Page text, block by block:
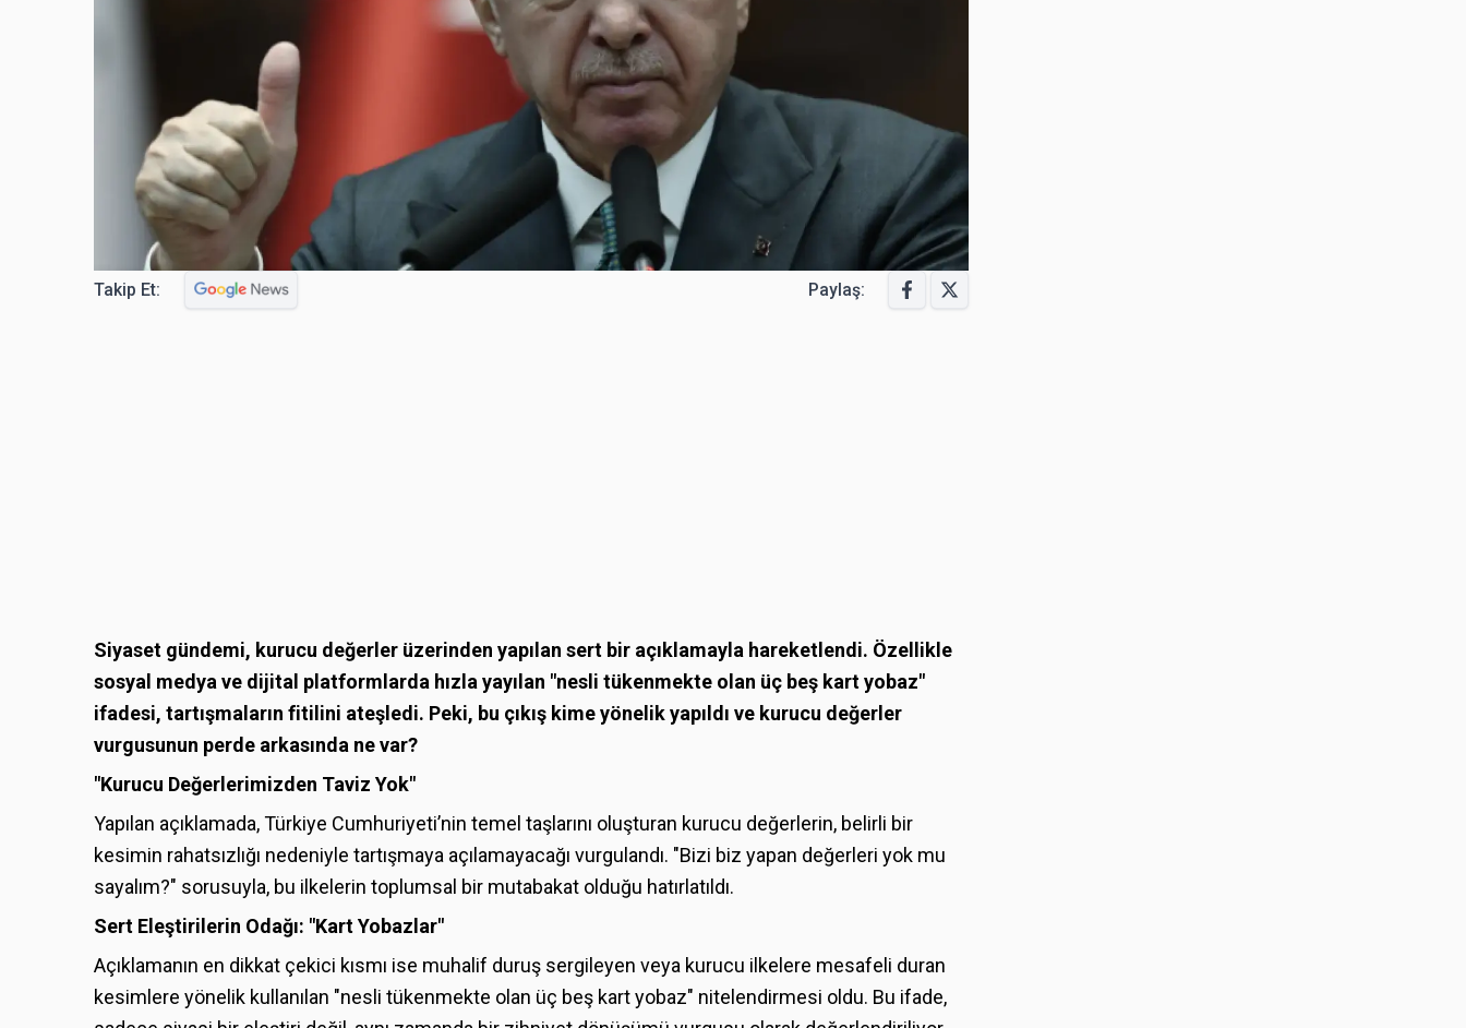
Takip Et: Paylaş:
Siyaset gündemi, kurucu değerler üzerinden yapılan sert bir açıklamayla hareketlendi. Özellikle
sosyal medya ve dijital platformlarda hızla yayılan "nesli tükenmekte olan üç beş kart yobaz"
ifadesi, tartışmaların fitilini ateşledi. Peki, bu çıkış kime yönelik yapıldı ve kurucu değerler
vurgusunun perde arkasında ne var?
"Kurucu Değerlerimizden Taviz Yok"
Yapılan açıklamada, Türkiye Cumhuriyeti’nin temel taşlarını oluşturan kurucu değerlerin, belirli bir
kesimin rahatsızlığı nedeniyle tartışmaya açılamayacağı vurgulandı. "Bizi biz yapan değerleri yok mu
sayalım?" sorusuyla, bu ilkelerin toplumsal bir mutabakat olduğu hatırlatıldı.
Sert Eleştirilerin Odağı: "Kart Yobazlar"
Açıklamanın en dikkat çekici kısmı ise muhalif duruş sergileyen veya kurucu ilkelere mesafeli duran
kesimlere yönelik kullanılan "nesli tükenmekte olan üç beş kart yobaz" nitelendirmesi oldu. Bu ifade,